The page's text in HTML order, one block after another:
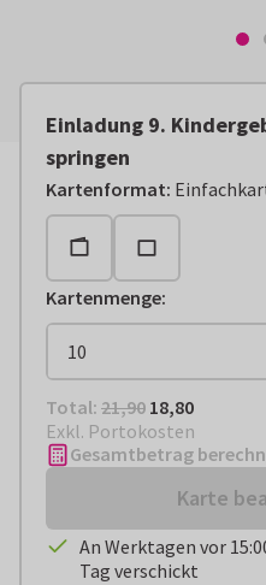
Einladung 9.
springen
Kartenformat:
Kartenmenge:
Total: € 18,80
Total: 21,90 18,80
Exkl. Portokosten
Gesamtbetrag
Karte
An Werktagen vor
Tag verschickt